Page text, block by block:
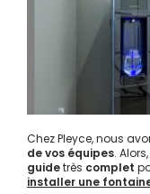
Chez Pleyce, nous
de vos équipes.
guidetrès complet
installer une